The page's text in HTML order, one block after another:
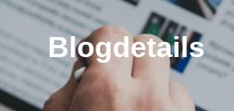
Blogdetails